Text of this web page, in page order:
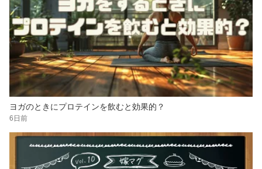
ヨガのときにプロテインを飲むと効果的？
6日前